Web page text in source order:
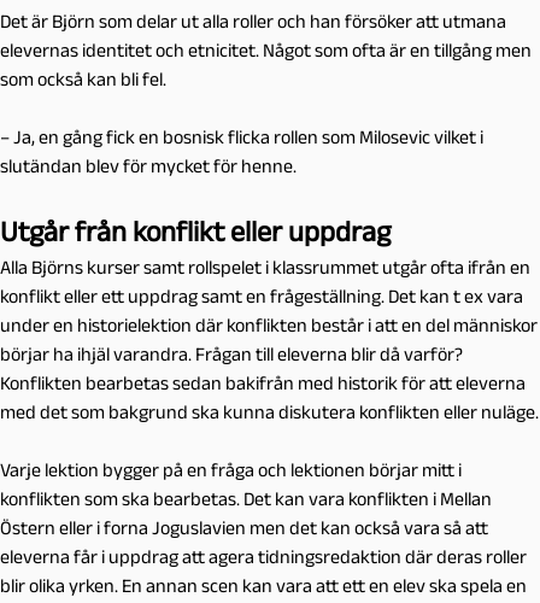
Det är Björn som delar ut alla roller och han försöker att utmana
elevernas identitet och etnicitet. Något som ofta är en tillgång men
som också kan bli fel.
– Ja, en gång fick en bosnisk flicka rollen som Milosevic vilket i
slutändan blev för mycket för henne.
Utgår från konflikt eller uppdrag
Alla Björns kurser samt rollspelet i klassrummet utgår ofta ifrån en
konflikt eller ett uppdrag samt en frågeställning. Det kan t ex vara
under en historielektion där konflikten består i att en del människor
börjar ha ihjäl varandra. Frågan till eleverna blir då varför?
Konflikten bearbetas sedan bakifrån med historik för att eleverna
med det som bakgrund ska kunna diskutera konflikten eller nuläge.
Varje lektion bygger på en fråga och lektionen börjar mitt i
konflikten som ska bearbetas. Det kan vara konflikten i Mellan
Östern eller i forna Joguslavien men det kan också vara så att
eleverna får i uppdrag att agera tidningsredaktion där deras roller
blir olika yrken. En annan scen kan vara att ett en elev ska spela en